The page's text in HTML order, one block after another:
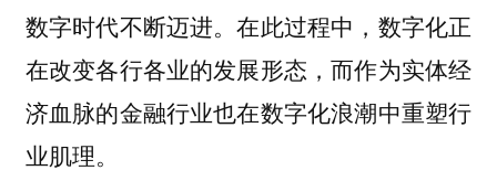
数字时代不断迈进。在此过程中，数字化正
在改变各行各业的发展形态，而作为实体经
济血脉的金融行业也在数字化浪潮中重塑行
业肌理。